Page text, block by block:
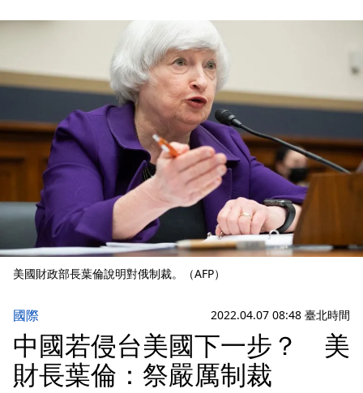
美國財政部長葉倫說明對俄制裁。（AFP）
國際 2022.04.07 08:48 臺北時間
中國若侵台美國下一步？ 美
財長葉倫：祭嚴厲制裁